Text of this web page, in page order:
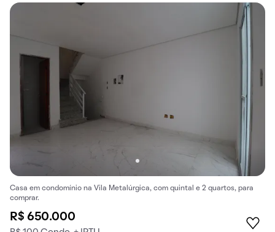
Casa em condomínio na Vila Metalúrgica, com quintal e 2 quartos, para
comprar.
R$ 650.000